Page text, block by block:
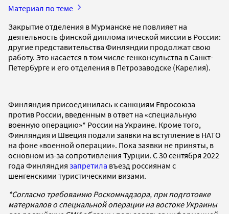
Материал по теме
Закрытие отделения в Мурманске не повлияет на
деятельность финской дипломатической миссии в России:
другие представительства Финляндии продолжат свою
работу. Это касается в том числе генконсульства в Санкт-
Петербурге и его отделения в Петрозаводске (Карелия).
Финляндия присоединилась к санкциям Евросоюза
против России, введенным в ответ на «специальную
военную операцию»* России на Украине. Кроме того,
Финляндия и Швеция подали заявки на вступление в НАТО
на фоне «военной операции». Пока заявки не приняты, в
основном из-за сопротивления Турции. С 30 сентября 2022
года Финляндия запретила въезд россиянам с
шенгенскими туристическими визами.
*Согласно требованию Роскомнадзора, при подготовке
материалов о специальной операции на востоке Украины